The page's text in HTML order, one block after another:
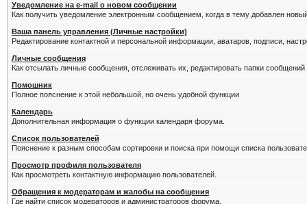
Уведомление на е-mail о новом сообщении
Как получить уведомление электронным сообщением, когда в тему добавлен
Ваша панель управления (Личные настройки)
Редактирование контактной и персональной информации, аватаров, подписи,
Личные сообщения
Как отсылать личные сообщения, отслеживать их, редактировать папки
Помошник
Полное пояснение к этой небольшой, но очень удобной функции
Календарь
Дополнительная информация о функции календаря форума.
Список пользователей
Пояснение к разным способам сортировки и поиска при помощи списка
Просмотр профиля пользователя
Как просмотреть контактную информацию пользователей.
Обращения к модераторам и жалобы на сообщения
Где найти список модераторов и администраторов форума.